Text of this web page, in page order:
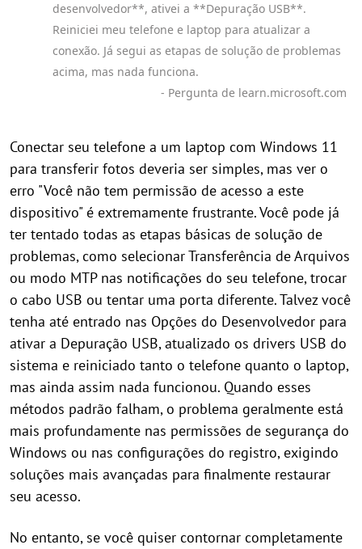
desenvolvedor**, ativei a **Depuração USB**.
Reiniciei meu telefone e laptop para atualizar a
conexão. Já segui as etapas de solução de problemas
acima, mas nada funciona.
- Pergunta de learn.microsoft.com
Conectar seu telefone a um laptop com Windows 11
para transferir fotos deveria ser simples, mas ver o
erro "Você não tem permissão de acesso a este
dispositivo" é extremamente frustrante. Você pode já
ter tentado todas as etapas básicas de solução de
problemas, como selecionar Transferência de Arquivos
ou modo MTP nas notificações do seu telefone, trocar
o cabo USB ou tentar uma porta diferente. Talvez você
tenha até entrado nas Opções do Desenvolvedor para
ativar a Depuração USB, atualizado os drivers USB do
sistema e reiniciado tanto o telefone quanto o laptop,
mas ainda assim nada funcionou. Quando esses
métodos padrão falham, o problema geralmente está
mais profundamente nas permissões de segurança do
Windows ou nas configurações do registro, exigindo
soluções mais avançadas para finalmente restaurar
seu acesso.
No entanto, se você quiser contornar completamente